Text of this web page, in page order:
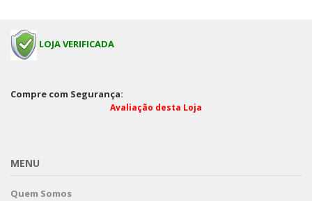
LOJA VERIFICADA
Compre com Segurança:
Avaliação desta Loja
MENU
Quem Somos